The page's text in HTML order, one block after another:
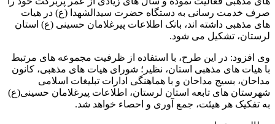
صرف خدمت رسانی به دستگاه حضرت سیدالشهدا (ع) در هیات
های مذهبی داشته اند، بانک اطلاعات پیرغلامان حسینی (ع) استان
لرستان، تشکیل می شود.
وی افزود: در این طرح، با استفاده از ظرفیت مجموعه های مرتبط
با هیات های مذهبی استان، نظیر؛ شورای هیات های مذهبی، کانون
مداحان، بسیج مداحان و با هماهنگی ادارات تبلیغات اسلامی
شهرستان های تابعه استان لرستان، اطلاعات پیرغلامان حسینی(ع)
به تفکیک هر هیئت، جمع آوری و احصاء خواهد شد.